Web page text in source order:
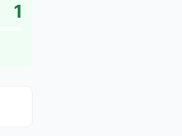
1